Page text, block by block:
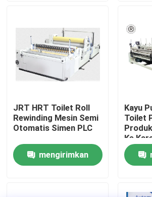
Kontrol Kualitas
Hubungi Kami
Minta Kutipan
VR
Jalur Produksi Kertas Tissue
JRT HRT Toilet Roll
Rewinding Mesin Semi
Otomatis Simen PLC
mengirimkan
Kayu
Toilet
Ke